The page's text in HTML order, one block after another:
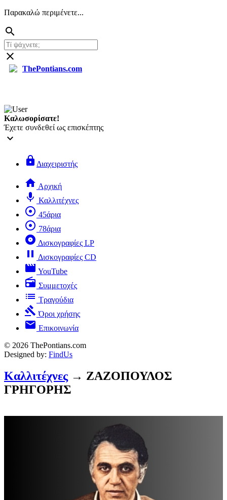
Παρακαλώ περιμένετε...
search
close
ThePontians.com
Καλωσορίσατε!
Έχετε συνδεθεί ως επισκέπτης
keyboard_arrow_down
lock Διαχειριστής
home Αρχική
mic Καλλιτέχνες
adjust 45άρια
adjust 78άρια
album Δισκογραφίες LP
pause Δισκογραφίες CD
movie YouTube
radio Συμμετοχές
list Τραγούδια
gavel Όροι χρήσης
mail Επικοινωνία
© 2026 ThePontians.com
Designed by: FindUs
Καλλιτέχνες → ΖΑΖΟΠΟΥΛΟΣ
ΓΡΗΓΟΡΗΣ